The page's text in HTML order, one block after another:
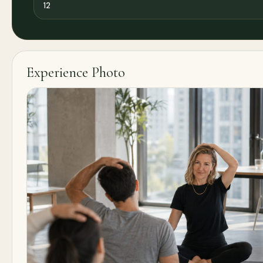
12
Experience Photo